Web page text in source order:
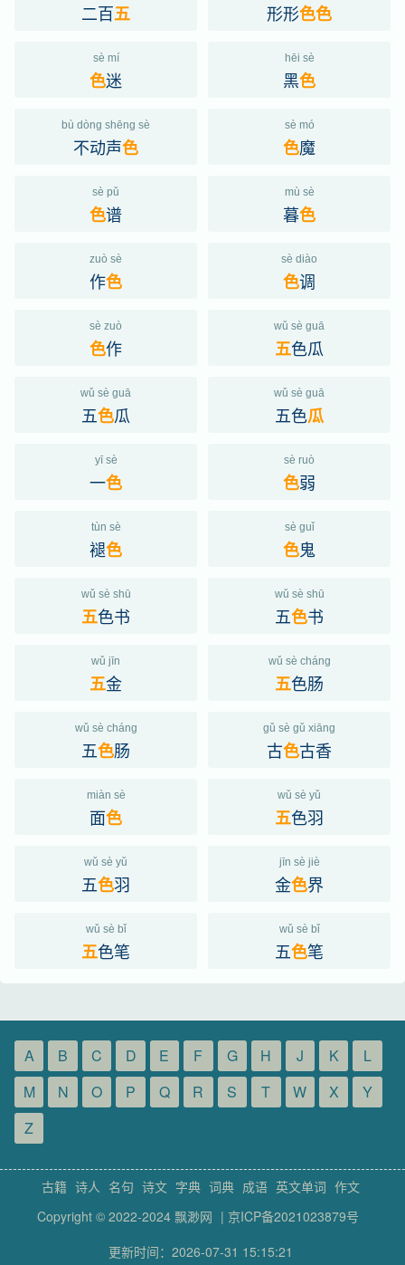
二百五 形形色色
sè mí
色迷
hēi sè
黑色
bù dòng shēng sè
不动声色
sè mó
色魔
sè pǔ
色谱
mù sè
暮色
zuò sè
作色
sè diào
色调
sè zuò
色作
wǔ sè guā
五色瓜
wǔ sè guā
五色瓜
wǔ sè guā
五色瓜
yī sè
一色
sè ruò
色弱
tùn sè
褪色
sè guǐ
色鬼
wǔ sè shū
五色书
wǔ sè shū
五色书
wǔ jīn
五金
wǔ sè cháng
五色肠
wǔ sè cháng
五色肠
gǔ sè gǔ xiāng
古色古香
miàn sè
面色
wǔ sè yǔ
五色羽
wǔ sè yǔ
五色羽
jīn sè jiè
金色界
wǔ sè bǐ
五色笔
wǔ sè bǐ
五色笔
A B C D E F G H J K
L
M
N O P Q R S T W X
Y
Z
古籍 诗人 名句 诗文 字典 词典 成语 英文单词 作文
Copyright © 2022-2024 飘渺网 | 京ICP备2021023879号
更新时间：2026-07-31 15:15:21